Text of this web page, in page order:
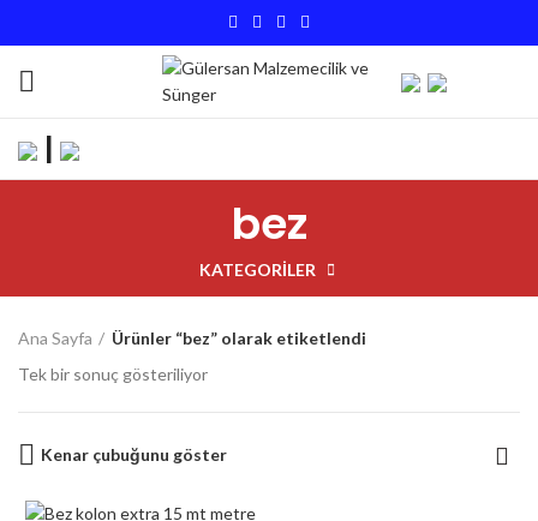
|
bez
KATEGORILER
Ana Sayfa
Ürünler “bez” olarak etiketlendi
Tek bir sonuç gösteriliyor
Kenar çubuğunu göster